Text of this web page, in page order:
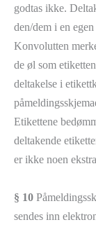
godtas ikke.
den/dem i en
Konvolutten
de øl som
deltakelse i
Etikettene
deltakende
er ikke noen
§ 10
sendes inn